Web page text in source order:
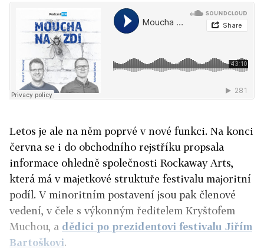
Letos je ale na něm poprvé v nové funkci. Na konci
června se i do obchodního rejstříku propsala
informace ohledně společnosti Rockaway Arts,
která má v majetkové struktuře festivalu majoritní
podíl. V minoritním postavení jsou pak členové
vedení, v čele s výkonným ředitelem Kryštofem
Muchou, a dědici po prezidentovi festivalu Jiřím
Bartoškovi.